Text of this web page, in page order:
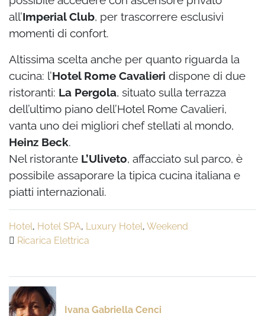
all’Imperial Club, per trascorrere esclusivi
momenti di confort.
Altissima scelta anche per quanto riguarda la
cucina: l’Hotel Rome Cavalieri dispone di due
ristoranti: La Pergola, situato sulla terrazza
dell’ultimo piano dell’Hotel Rome Cavalieri,
vanta uno dei migliori chef stellati al mondo,
Heinz Beck.
Nel ristorante L’Uliveto, affacciato sul parco, è
possibile assaporare la tipica cucina italiana e
piatti internazionali.
Hotel, Hotel SPA, Luxury Hotel, Weekend
Ricarica Elettrica
Ivana Gabriella Cenci